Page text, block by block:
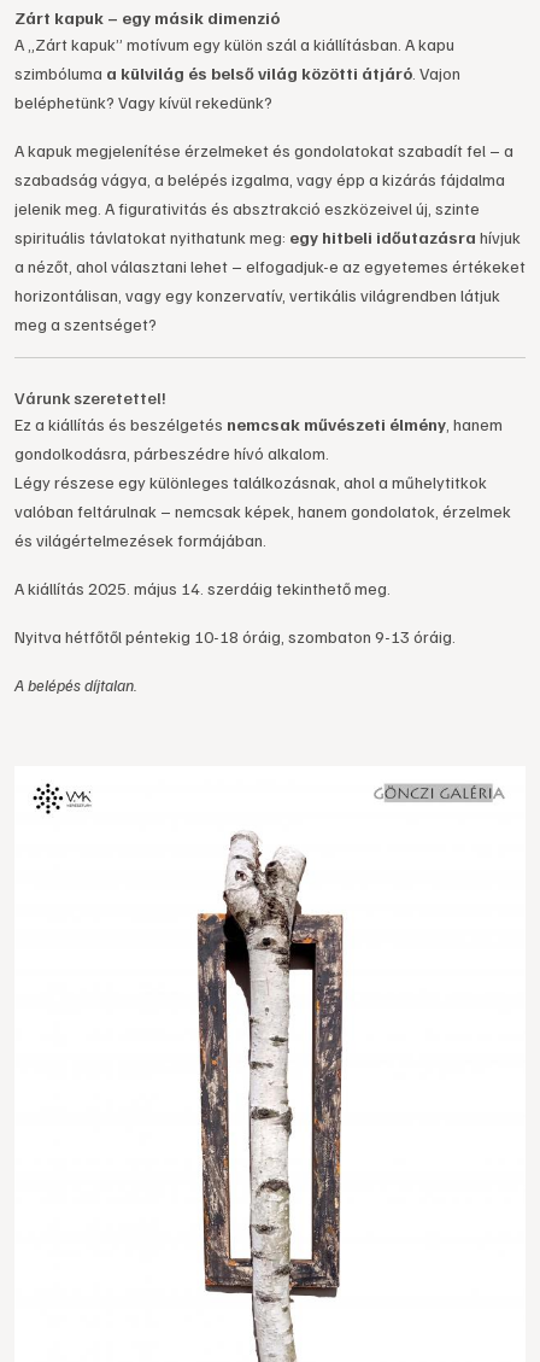
Zárt kapuk – egy másik dimenzió
A „Zárt kapuk” motívum egy külön szál a kiállításban. A kapu
szimbóluma a külvilág és belső világ közötti átjáró . Vajon
beléphetünk? Vagy kívül rekedünk?
A kapuk megjelenítése érzelmeket és gondolatokat szabadít fel – a
szabadság vágya, a belépés izgalma, vagy épp a kizárás fájdalma
jelenik meg. A figurativitás és absztrakció eszközeivel új, szinte
spirituális távlatokat nyithatunk meg: egy hitbeli időutazásra hívjuk
a nézőt, ahol választani lehet – elfogadjuk-e az egyetemes értékeket
horizontálisan, vagy egy konzervatív, vertikális világrendben látjuk
meg a szentséget?
Várunk szeretettel!
Ez a kiállítás és beszélgetés nemcsak művészeti élmény , hanem
gondolkodásra, párbeszédre hívó alkalom.
Légy részese egy különleges találkozásnak, ahol a műhelytitkok
valóban feltárulnak – nemcsak képek, hanem gondolatok, érzelmek
és világértelmezések formájában.
A kiállítás 2025. május 14. szerdáig tekinthető meg.
Nyitva hétfőtől péntekig 10-18 óráig, szombaton 9-13 óráig.
A belépés díjtalan.